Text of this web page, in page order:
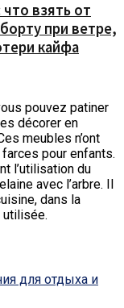
взять от
при ветре,
кайфа
pouvez patiner
décorer en
meubles n’ont
pour enfants.
l’utilisation du
avec l’arbre. Il
dans la
utilisée.